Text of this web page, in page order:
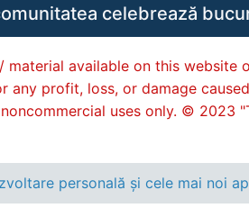
celebrează
available on this
profit, loss, or damage
uses only. © 2023
personală și cele mai noi